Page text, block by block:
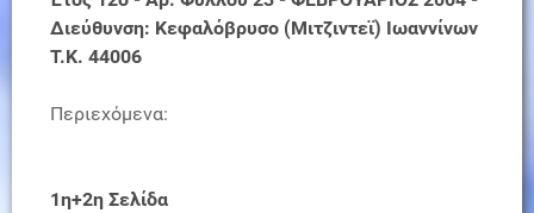
Διεύθυνση: Κεφαλόβρυσο (Μιτζιντεϊ) Ιωαννίνων
Τ.Κ. 44006
Περιεχόμενα:
1η+2η Σελίδα